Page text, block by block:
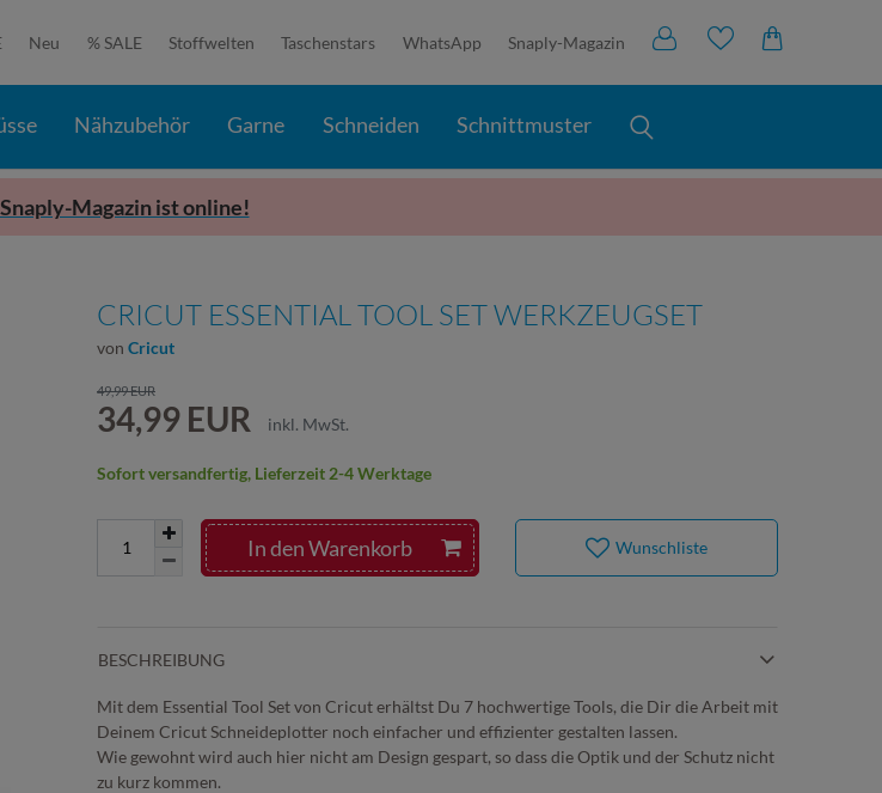
Neu % SALE Stoffwelten Taschenstars WhatsApp Snaply-Magazin
Nähzubehör Garne Schneiden Schnittmuster
Magazin ist online!
CRICUT ESSENTIAL TOOL SET WERKZEUGSET
von Cricut
49,99 EUR
34,99 EUR inkl. MwSt.
In den Warenkorb
Sofort versandfertig, Lieferzeit 2-4 Werktage
Wunschliste
BESCHREIBUNG
Mit dem Essential Tool Set von Cricut erhältst Du 7 hochwertige Tools, die Dir die Arbeit mit
Deinem Cricut Schneideplotter noch einfacher und effizienter gestalten lassen.
Wie gewohnt wird auch hier nicht am Design gespart, so dass die Optik und der Schutz nicht
zu kurz kommen.